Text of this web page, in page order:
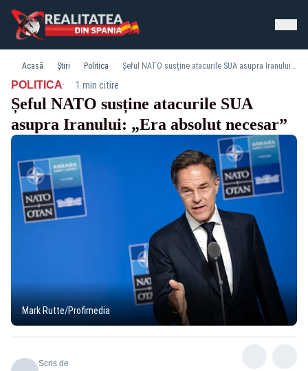
Acasă Știri Politica Șeful NATO susține atacurile SUA asupra Iranului: „Era absolut necesar”
POLITICA· 1 min citire
Șeful NATO susține atacurile SUA
asupra Iranului: „Era absolut necesar”
Mark Rutte/Profimedia
Scris de